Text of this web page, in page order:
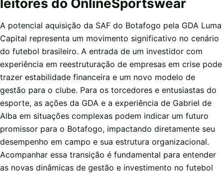
leitores do OnlineSportswear
A potencial aquisição da SAF do Botafogo pela GDA Luma
Capital representa um movimento significativo no cenário
do futebol brasileiro. A entrada de um investidor com
experiência em reestruturação de empresas em crise pode
trazer estabilidade financeira e um novo modelo de
gestão para o clube. Para os torcedores e entusiastas do
esporte, as ações da GDA e a experiência de Gabriel de
Alba em situações complexas podem indicar um futuro
promissor para o Botafogo, impactando diretamente seu
desempenho em campo e sua estrutura organizacional.
Acompanhar essa transição é fundamental para entender
as novas dinâmicas de gestão e investimento no futebol